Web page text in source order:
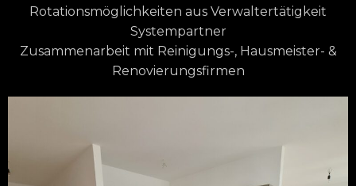
Rotationsmöglichkeiten aus Verwaltertätigkeit
Systempartner
Zusammenarbeit mit Reinigungs-, Hausmeister- &
Renovierungsfirmen